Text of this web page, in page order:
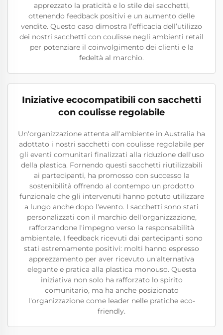
apprezzato la praticità e lo stile dei sacchetti,
ottenendo feedback positivi e un aumento delle
vendite. Questo caso dimostra l’efficacia dell’utilizzo
dei nostri sacchetti con coulisse negli ambienti retail
per potenziare il coinvolgimento dei clienti e la
fedeltà al marchio.
Iniziative ecocompatibili con sacchetti
con coulisse regolabile
Un'organizzazione attenta all'ambiente in Australia ha
adottato i nostri sacchetti con coulisse regolabile per
gli eventi comunitari finalizzati alla riduzione dell'uso
della plastica. Fornendo questi sacchetti riutilizzabili
ai partecipanti, ha promosso con successo la
sostenibilità offrendo al contempo un prodotto
funzionale che gli intervenuti hanno potuto utilizzare
a lungo anche dopo l'evento. I sacchetti sono stati
personalizzati con il marchio dell'organizzazione,
rafforzandone l'impegno verso la responsabilità
ambientale. I feedback ricevuti dai partecipanti sono
stati estremamente positivi: molti hanno espresso
apprezzamento per aver ricevuto un'alternativa
elegante e pratica alla plastica monouso. Questa
iniziativa non solo ha rafforzato lo spirito
comunitario, ma ha anche posizionato
l'organizzazione come leader nelle pratiche eco-
friendly.